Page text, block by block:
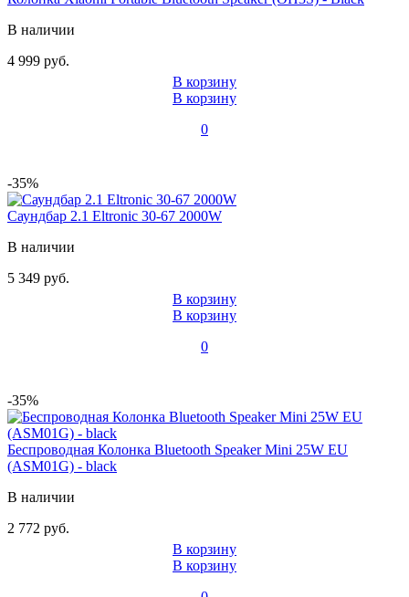
В наличии
4 999 руб.
В корзину
В корзину
0
-35%
Саундбар 2.1 Eltronic 30-67 2000W
В наличии
5 349 руб.
В корзину
В корзину
0
-35%
Беспроводная Колонка Bluetooth Speaker Mini 25W EU
(ASM01G) - black
В наличии
2 772 руб.
В корзину
В корзину